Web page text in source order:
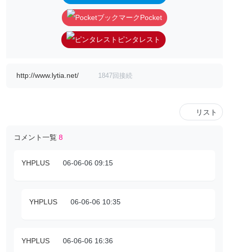
Pocket
ピンタレスト
http://www.lytia.net/ 1847回接続
リスト
コメント一覧 8
YHPLUS 06-06-06 09:15
YHPLUS 06-06-06 10:35
YHPLUS 06-06-06 16:36